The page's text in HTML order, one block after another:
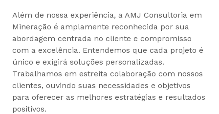
Além de nossa experiência, a AMJ Consultoria em
Mineração é amplamente reconhecida por sua
abordagem centrada no cliente e compromisso
com a excelência. Entendemos que cada projeto é
único e exigirá soluções personalizadas.
Trabalhamos em estreita colaboração com nossos
clientes, ouvindo suas necessidades e objetivos
para oferecer as melhores estratégias e resultados
positivos.